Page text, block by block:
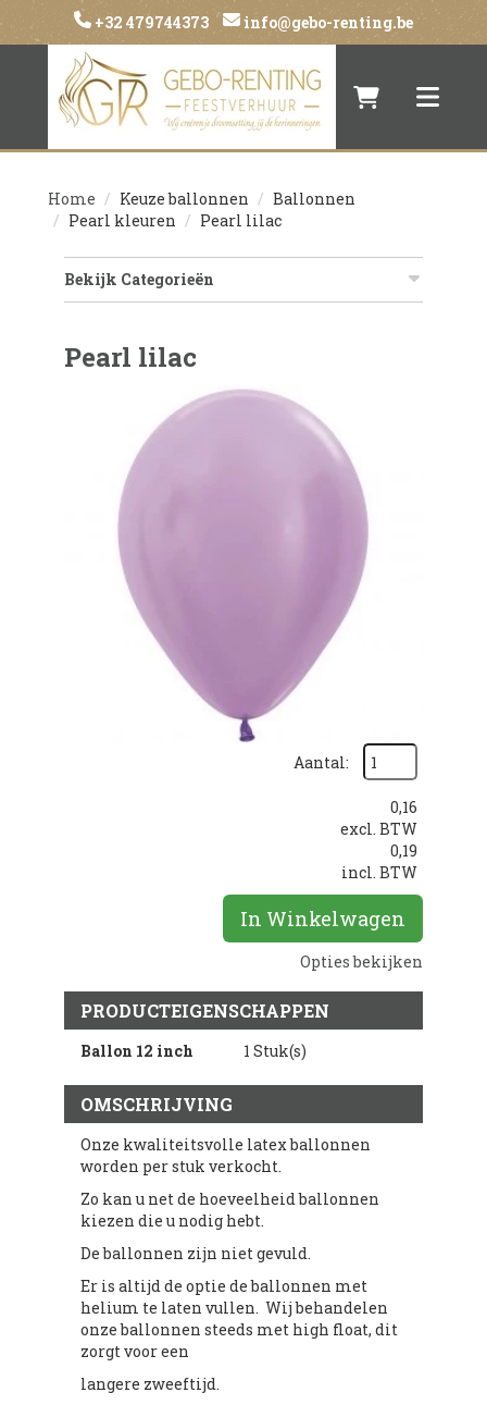
+32 479744373 info@gebo-renting.be
Naar Toggle
Home Keuze ballonnen
Ballonnen
Pearl kleuren
Pearl lilac
Bekijk Categorieën
Pearl lilac
Aantal:
0,16
excl. BTW
0,19
incl. BTW
In Winkelwagen
Opties bekijken
PRODUCTEIGENSCHAPPEN
Ballon 12 inch 1 Stuk(s)
OMSCHRIJVING
Onze kwaliteitsvolle latex ballonnen
worden per stuk verkocht.
Zo kan u net de hoeveelheid ballonnen
kiezen die u nodig hebt.
De ballonnen zijn niet gevuld.
Er is altijd de optie de ballonnen met
helium te laten vullen. Wij behandelen
onze ballonnen steeds met high float, dit
zorgt voor een
langere zweeftijd.